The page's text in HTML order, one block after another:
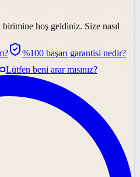
birimine hoş geldiniz. Size nasıl
%100 başarı garantisi nedir?
Lütfen beni arar mısınız?